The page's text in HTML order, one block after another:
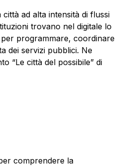
ad alta intensità di flussi
trovano nel digitale lo
programmare, coordinare
dei servizi pubblici. Ne
“Le città del possibile” di
comprendere la